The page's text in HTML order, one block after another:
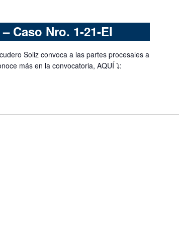
Caso Nro. 1-21-EI
Soliz convoca a las partes procesales a
más en la convocatoria, AQUÍ ⤵️: